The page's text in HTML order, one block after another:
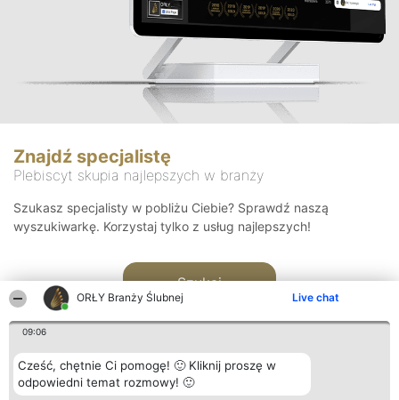
ORŁY Branży Ślubnej Live chat
09:06
Cześć, chętnie Ci pomogę! 🙂 Kliknij proszę w
odpowiedni temat rozmowy! 🙂
Znajdź specjalistę
Plebiscyt skupia najlepszych w branży
Szukasz specjalisty w pobliżu Ciebie? Sprawdź naszą
wyszukiwarkę. Korzystaj tylko z usług najlepszych!
Szukaj